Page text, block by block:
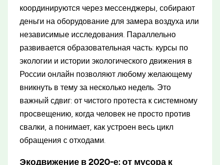
координируются через мессенджеры, собирают
деньги на оборудование для замера воздуха или
независимые исследования. Параллельно
развивается образовательная часть: курсы по
экологии и истории экологического движения в
России онлайн позволяют любому желающему
вникнуть в тему за несколько недель. Это
важный сдвиг: от чистого протеста к системному
просвещению, когда человек не просто против
свалки, а понимает, как устроен весь цикл
обращения с отходами.
Экодвижение в 2020-е: от мусора к